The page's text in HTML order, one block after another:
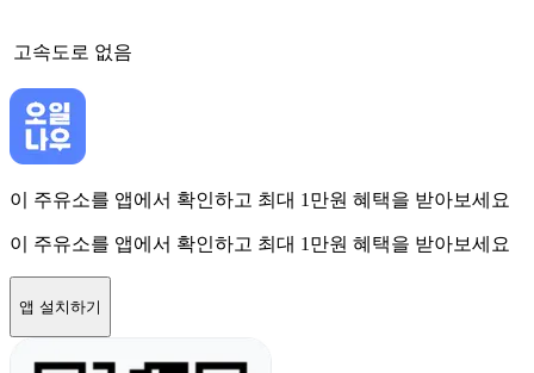
고속도로 없음
이 주유소를 앱에서 확인하고 최대 1만원 혜택을 받아보세요
이 주유소를 앱에서 확인하고 최대 1만원 혜택을 받아보세요
앱 설치하기